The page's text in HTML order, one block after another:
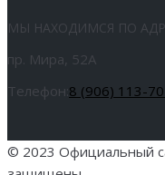
МЫ НАХОДИМСЯ ПО
пр. Мира, 52А
Телефон:8 (906) 113-
© 2023 Официальный